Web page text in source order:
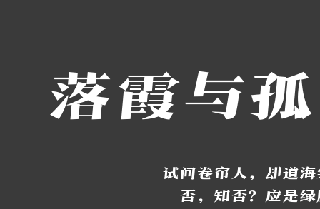
落霞与
试问卷帘人，却道
否，知否？应是